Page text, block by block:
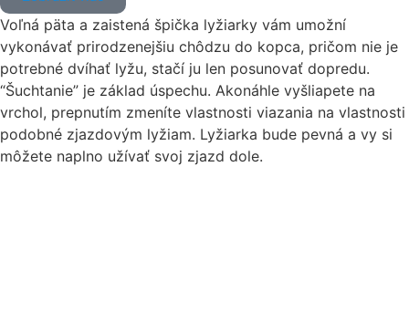
Voľná päta a zaistená špička lyžiarky vám umožní
vykonávať prirodzenejšiu chôdzu do kopca, pričom nie je
potrebné dvíhať lyžu, stačí ju len posunovať dopredu.
“Šuchtanie” je základ úspechu. Akonáhle vyšliapete na
vrchol, prepnutím zmeníte vlastnosti viazania na vlastnosti
podobné zjazdovým lyžiam. Lyžiarka bude pevná a vy si
môžete naplno užívať svoj zjazd dole.